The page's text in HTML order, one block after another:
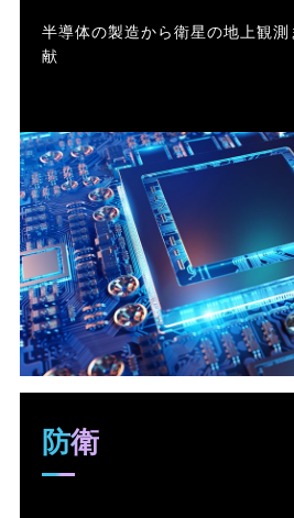
半導体の製造から衛星の地上観
献
防衛